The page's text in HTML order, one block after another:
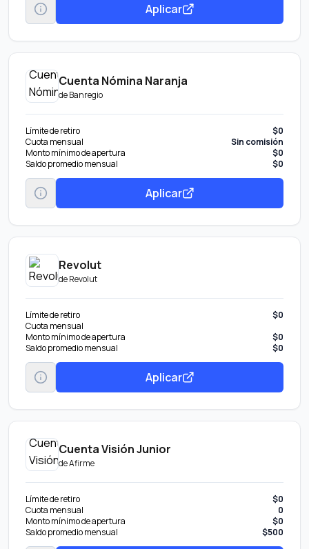
Aplicar
Cuenta Nómina Naranja
deBanregio
Límite de retiro
$0
Cuota mensual
Sin comisión
Monto mínimo de apertura
$0
Saldo promedio mensual
$0
Aplicar
Revolut
deRevolut
Límite de retiro
$0
Cuota mensual
Monto mínimo de apertura
$0
Saldo promedio mensual
$0
Aplicar
Cuenta Visión Junior
deAfirme
Límite de retiro
$0
Cuota mensual
0
Monto mínimo de apertura
$0
Saldo promedio mensual
$500